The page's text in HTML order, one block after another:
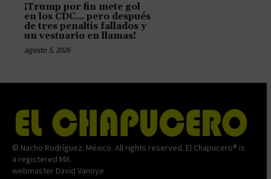
¡Trump por fin mete gol
en los CDC… pero después
de tres penaltis fallados y
un vestuario en llamas!
agosto 5, 2026
© Nacho Rodríguez. México. All rights reserved. El Chapucero® is
a registered MX.
webmaster David Vanoye